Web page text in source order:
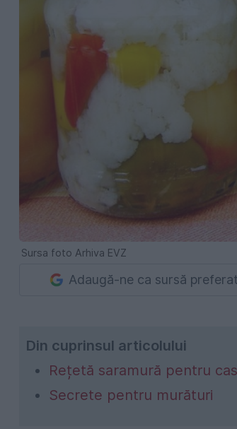
Sursa foto Arhiva EVZ
Adaugă-ne ca sursă
Din cuprinsul articolului
Rețetă saramură pentru
Secrete pentru murături